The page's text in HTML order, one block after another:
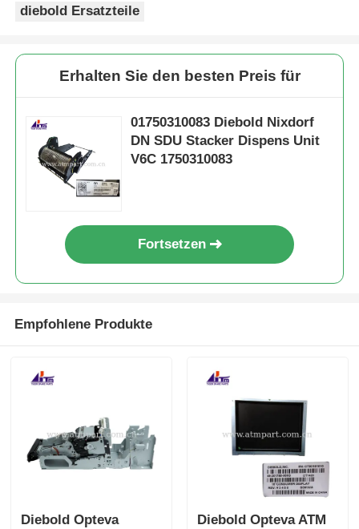
diebold Ersatzteile
Erhalten Sie den besten Preis für
01750310083 Diebold Nixdorf
DN SDU Stacker Dispens Unit
V6C 1750310083
Fortsetzen
Empfohlene Produkte
Diebold Opteva
Diebold Opteva ATM